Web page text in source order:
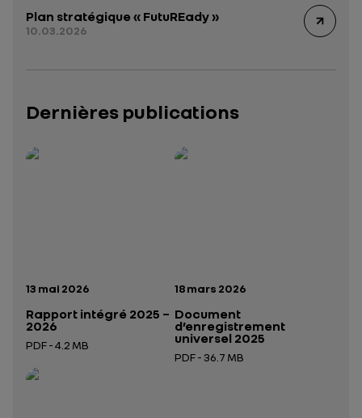
Plan stratégique « FutuREady »
10.03.2026
Dernières publications
Date de publication:
13 mai 2026
Rapport intégré 2025 –
2026
PDF - 4.2 MB
Ouverture dans un nouvel onglet
Rapport intégré 2025 – 2026— données structurées (JSON)
Date de publication:
18 mars 2026
Document
d’enregistrement
universel 2025
PDF - 36.7 MB
Présentation institutionnelle 2026